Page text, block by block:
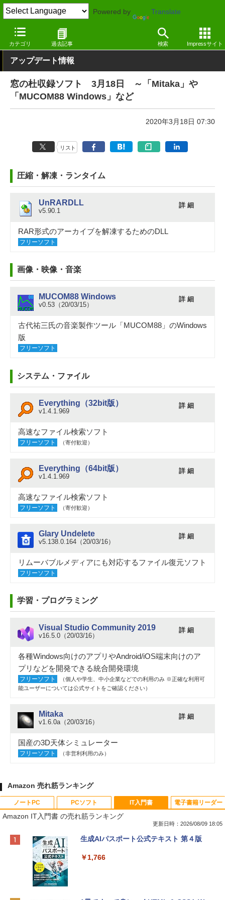
Powered by Translate
カテゴリ 過去記事 検索 Impressサイト
窓の杜 その他の話題 アップデート
アップデート情報
窓の杜収録ソフト 3月18日 ～「Mitaka」や
「MUCOM88 Windows」など
2020年3月18日 07:30
リスト
圧縮・解凍・ランタイム
UnRARDLL
v5.90.1
詳 細
RAR形式のアーカイブを解凍するためのDLL
フリーソフト
画像・映像・音楽
MUCOM88 Windows
v0.53（20/03/15）
詳 細
古代祐三氏の音楽製作ツール「MUCOM88」のWindows
版
フリーソフト
システム・ファイル
Everything（32bit版）
v1.4.1.969
詳 細
高速なファイル検索ソフト
フリーソフト （寄付歓迎）
Everything（64bit版）
v1.4.1.969
詳 細
高速なファイル検索ソフト
フリーソフト （寄付歓迎）
Glary Undelete
v5.138.0.164（20/03/16）
詳 細
リムーバブルメディアにも対応するファイル復元ソフト
フリーソフト
学習・プログラミング
Visual Studio Community 2019
v16.5.0（20/03/16）
詳 細
各種Windows向けのアプリやAndroid/iOS端末向けのア
プリなどを開発できる統合開発環境
フリーソフト
（個人や学生、中小企業などでの利用のみ ※正確な利用可
能ユーザーについては公式サイトをご確認ください）
Mitaka
v1.6.0a（20/03/16）
詳 細
国産の3D天体シミュレーター
フリーソフト （非営利利用のみ）
Amazon 売れ筋ランキング
ノートPC
Apple 2026 MacBook Neo A18 Proチッ
e Intelligenceのために設計、Liquid Ret
PCソフト
Robloxギフトカード - 800 Robux 【限
インゲームコード】 ロブロックス | オン
IT入門書
Amazon IT入門書 の売れ筋ランキング
更新日時：2026/08/09 18:05
生成AIパスポート公式テキスト 第４版
￥1,766
電子書籍リーダー